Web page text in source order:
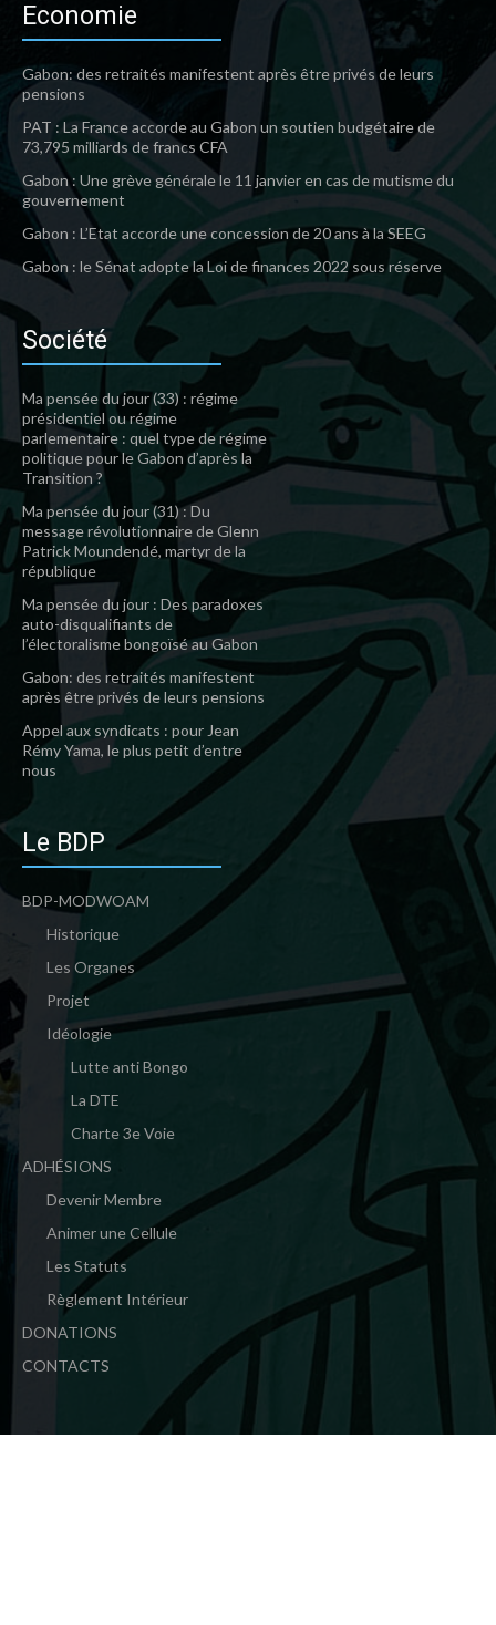
Economie
Gabon: des retraités manifestent après être privés de leurs
pensions
PAT : La France accorde au Gabon un soutien budgétaire de
73,795 milliards de francs CFA
Gabon : Une grève générale le 11 janvier en cas de mutisme du
gouvernement
Gabon : L’Etat accorde une concession de 20 ans à la SEEG
Gabon : le Sénat adopte la Loi de finances 2022 sous réserve
Société
Ma pensée du jour (33) : régime
présidentiel ou régime
parlementaire : quel type de régime
politique pour le Gabon d’après la
Transition ?
Ma pensée du jour (31) : Du
message révolutionnaire de Glenn
Patrick Moundendé, martyr de la
république
Ma pensée du jour : Des paradoxes
auto-disqualifiants de
l’électoralisme bongoïsé au Gabon
Gabon: des retraités manifestent
après être privés de leurs pensions
Appel aux syndicats : pour Jean
Rémy Yama, le plus petit d’entre
nous
Le BDP
BDP-MODWOAM
Historique
Les Organes
Projet
Idéologie
Lutte anti Bongo
La DTE
Charte 3e Voie
ADHÉSIONS
Devenir Membre
Animer une Cellule
Les Statuts
Règlement Intérieur
DONATIONS
CONTACTS